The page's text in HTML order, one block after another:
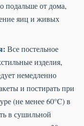
подальше от дома,
яиц и живых
Все постельное
изделия,
немедленно
и постирать при
(не менее 60°C) в
в сушильной